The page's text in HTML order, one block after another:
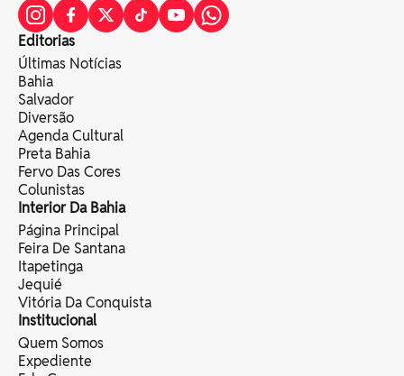
Editorias
Últimas Notícias
Bahia
Salvador
Diversão
Agenda Cultural
Preta Bahia
Fervo Das Cores
Colunistas
Interior Da Bahia
Página Principal
Feira De Santana
Itapetinga
Jequié
Vitória Da Conquista
Institucional
Quem Somos
Expediente